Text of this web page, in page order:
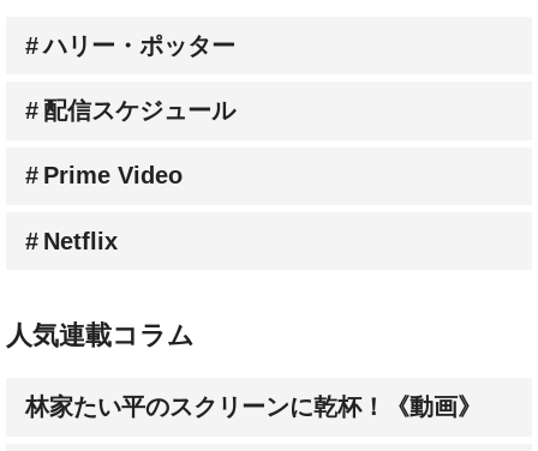
ハリー・ポッター
配信スケジュール
Prime Video
Netflix
人気連載コラム
林家たい平のスクリーンに乾杯！《動画》